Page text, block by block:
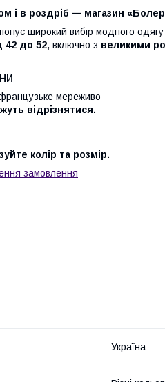
і в роздріб — магазин
широкий вибір модного
42 до 52, включно з великими
мереживо
відрізнятися.
колір та розмір.
замовлення
Україна